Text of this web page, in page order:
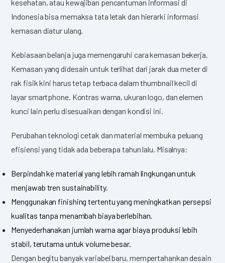
kesehatan, atau kewajiban pencantuman informasi di
Indonesia bisa memaksa tata letak dan hierarki informasi
kemasan diatur ulang.
Kebiasaan belanja juga memengaruhi cara kemasan bekerja.
Kemasan yang didesain untuk terlihat dari jarak dua meter di
rak fisik kini harus tetap terbaca dalam thumbnail kecil di
layar smartphone. Kontras warna, ukuran logo, dan elemen
kunci lain perlu disesuaikan dengan kondisi ini.
Perubahan teknologi cetak dan material membuka peluang
efisiensi yang tidak ada beberapa tahun lalu. Misalnya:
Berpindah ke material yang lebih ramah lingkungan untuk
menjawab tren sustainability.
Menggunakan finishing tertentu yang meningkatkan persepsi
kualitas tanpa menambah biaya berlebihan.
Menyederhanakan jumlah warna agar biaya produksi lebih
stabil, terutama untuk volume besar.
Dengan begitu banyak variabel baru, mempertahankan desain